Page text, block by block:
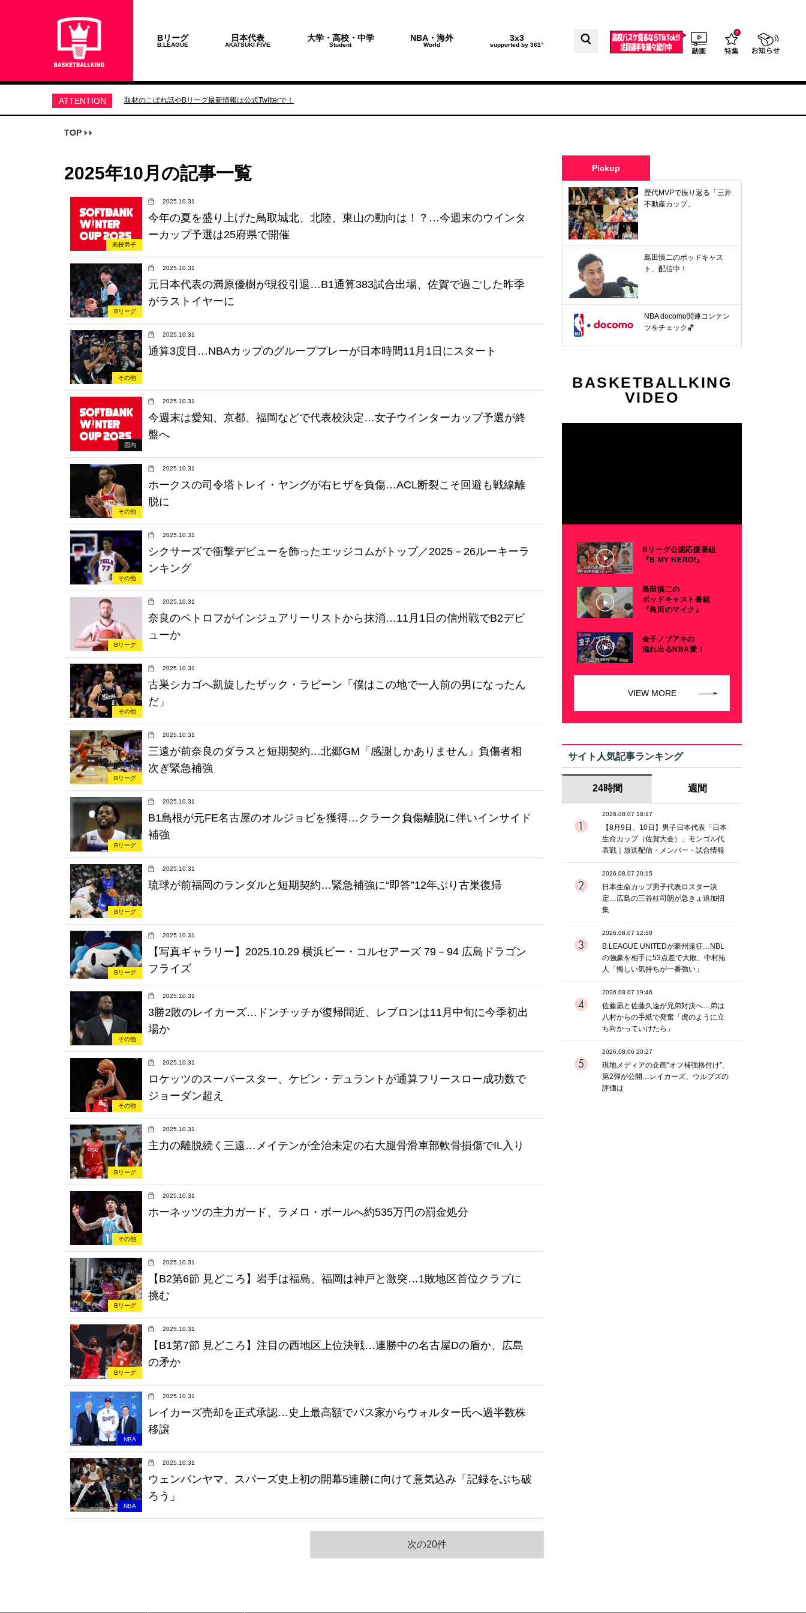
Bリーグ
B.LEAGUE
日本代表
AKATSUKI FIVE
大学・高校・中学
Student
NBA・海外
World
3x3
supported by 361°
ATTENTION 取材のこぼれ話やBリーグ最新情報は公式Twitterで！
TOP
2025年10月の記事一覧
高校男子
2025.10.31
今年の夏を盛り上げた鳥取城北、北陸、東山の動向は！？…今週末のウインタ
ーカップ予選は25府県で開催
Bリーグ
2025.10.31
元日本代表の満原優樹が現役引退…B1通算383試合出場、佐賀で過ごした昨季
がラストイヤーに
その他
2025.10.31
通算3度目…NBAカップのグループプレーが日本時間11月1日にスタート
国内
2025.10.31
今週末は愛知、京都、福岡などで代表校決定…女子ウインターカップ予選が終
盤へ
その他
2025.10.31
ホークスの司令塔トレイ・ヤングが右ヒザを負傷…ACL断裂こそ回避も戦線離
脱に
その他
2025.10.31
シクサーズで衝撃デビューを飾ったエッジコムがトップ／2025－26ルーキーラ
ンキング
Bリーグ
2025.10.31
奈良のペトロフがインジュアリーリストから抹消…11月1日の信州戦でB2デビ
ューか
その他
2025.10.31
古巣シカゴへ凱旋したザック・ラビーン「僕はこの地で一人前の男になったん
だ」
Bリーグ
2025.10.31
三遠が前奈良のダラスと短期契約…北郷GM「感謝しかありません」負傷者相
次ぎ緊急補強
Bリーグ
2025.10.31
B1島根が元FE名古屋のオルジョビを獲得…クラーク負傷離脱に伴いインサイド
補強
Bリーグ
2025.10.31
琉球が前福岡のランダルと短期契約…緊急補強に“即答”12年ぶり古巣復帰
Bリーグ
2025.10.31
【写真ギャラリー】2025.10.29 横浜ビー・コルセアーズ 79－94 広島ドラゴン
フライズ
その他
2025.10.31
3勝2敗のレイカーズ…ドンチッチが復帰間近、レブロンは11月中旬に今季初出
場か
その他
2025.10.31
ロケッツのスーパースター、ケビン・デュラントが通算フリースロー成功数で
ジョーダン超え
Bリーグ
2025.10.31
主力の離脱続く三遠…メイテンが全治未定の右大腿骨滑車部軟骨損傷でIL入り
その他
2025.10.31
ホーネッツの主力ガード、ラメロ・ボールへ約535万円の罰金処分
Bリーグ
2025.10.31
【B2第6節 見どころ】岩手は福島、福岡は神戸と激突…1敗地区首位クラブに
挑む
Bリーグ
2025.10.31
【B1第7節 見どころ】注目の西地区上位決戦…連勝中の名古屋Dの盾か、広島
の矛か
NBA
2025.10.31
レイカーズ売却を正式承認…史上最高額でバス家からウォルター氏へ過半数株
移譲
NBA
2025.10.31
ウェンバンヤマ、スパーズ史上初の開幕5連勝に向けて意気込み「記録をぶち破
ろう」
次の20件
Pickup
歴代MVPで振り返る「三井
不動産カップ」
島田慎二のポッドキャス
ト、配信中！
NBA docomo関連コンテン
ツをチェック🏀
BASKETBALLKING
VIDEO
Bリーグ公認応援番組
『B MY HERO!』
島田慎二の
ポッドキャスト番組
『島田のマイク』
金子ノブアキの
溢れ出るNBA愛！
VIEW MORE
サイト人気記事ランキング
24時間 週間
2026.08.07 18:17
【8月9日、10日】男子日本代表「日本
生命カップ（佐賀大会）」モンゴル代
表戦｜放送配信・メンバー・試合情報
2026.08.07 20:15
日本生命カップ男子代表ロスター決
定…広島の三谷桂司朗が急きょ追加招
集
2026.08.07 12:50
B.LEAGUE UNITEDが豪州遠征…NBL
の強豪を相手に53点差で大敗、中村拓
人「悔しい気持ちが一番強い」
2026.08.07 19:46
佐藤凪と佐藤久遠が兄弟対決へ…弟は
八村からの手紙で発奮「虎のように立
ち向かっていけたら」
2026.08.06 20:27
現地メディアの企画“オフ補強格付け”、
第2弾が公開…レイカーズ、ウルブズの
評価は